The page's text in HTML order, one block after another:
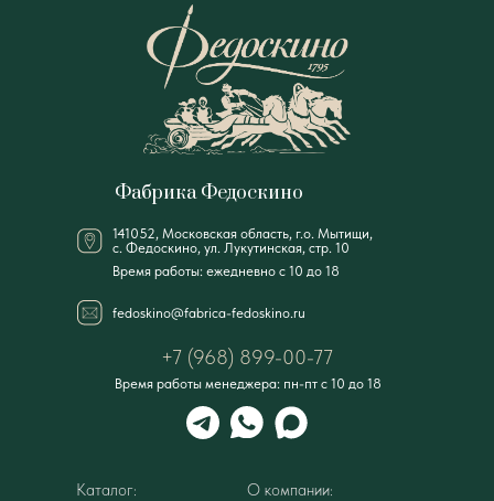
141052, Московская область, г.о. Мытищи,
с. Федоскино, ул. Лукутинская, стр. 10
Фабрика Федоскино
+7 (968) 899-00-77
Время работы: ежедневно с 10 до 18
Время работы менеджера: пн-пт с 10 до 18
Каталог:
О компании:
fedoskino@fabrica-fedoskino.ru